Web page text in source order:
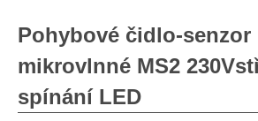
Pohybové čidlo-senzor
mikrovlnné MS2
spínání LED